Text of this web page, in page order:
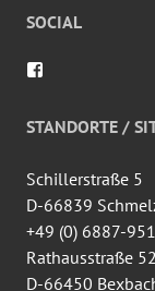
SOCIAL
de
wingtsun.arlon
Facebook
STANDORTE /
Schillerstraße 5
D-66839
+49 (0) 6887-
Rathausstraße 52
D-66450